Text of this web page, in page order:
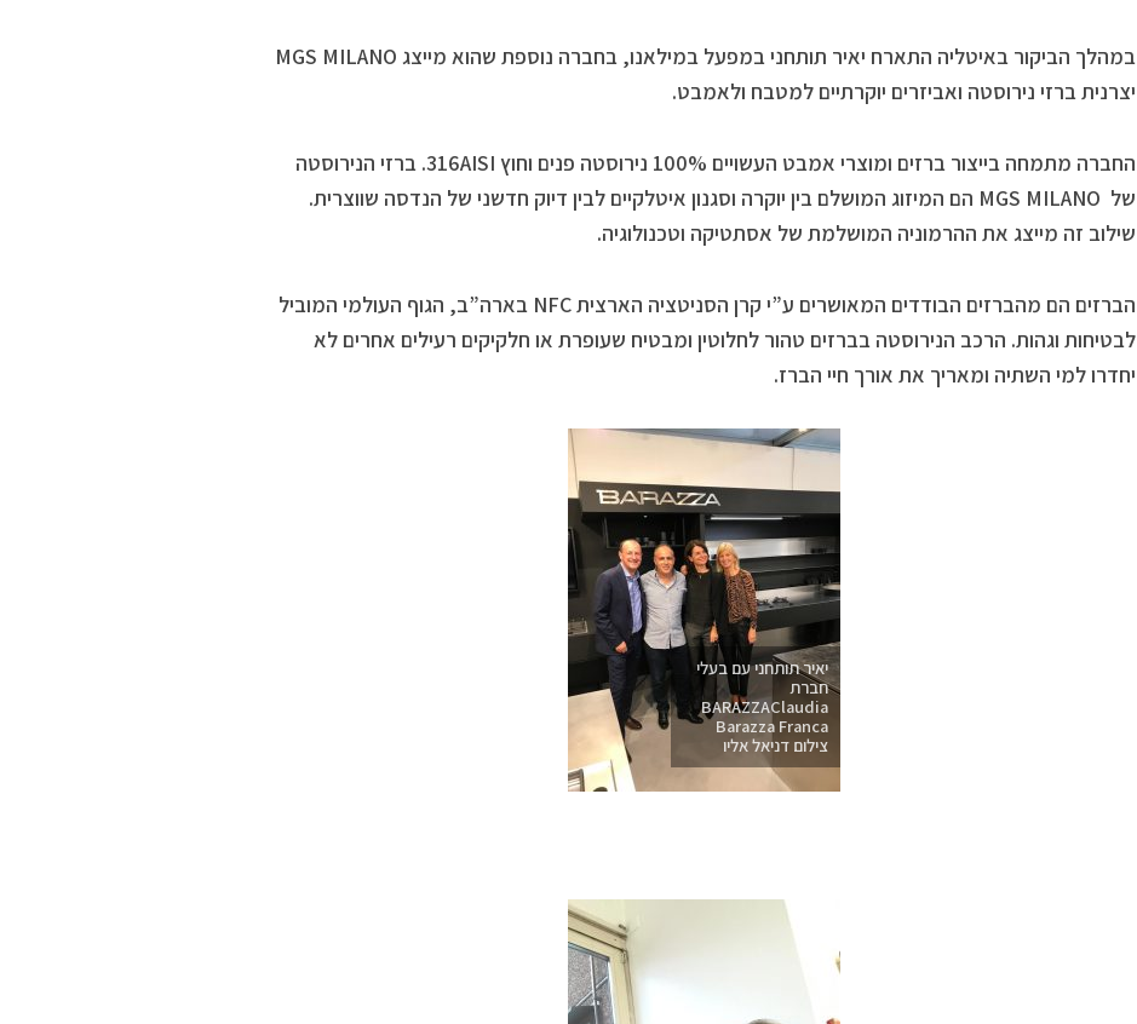
במהלך הביקור באיטליה התארח יאיר תותחני במפעל במילאנו, בחברה נוספת שהוא מייצג MGS MILANO
יצרנית ברזי נירוסטה ואביזרים יוקרתיים למטבח ולאמבט.
החברה מתמחה בייצור ברזים ומוצרי אמבט העשויים 100% נירוסטה פנים וחוץ 316AISI. ברזי הנירוסטה
של MGS MILANO הם המיזוג המושלם בין יוקרה וסגנון איטלקיים לבין דיוק חדשני של הנדסה שווצרית.
שילוב זה מייצג את ההרמוניה המושלמת של אסתטיקה וטכנולוגיה.
הברזים הם מהברזים הבודדים המאושרים ע”י קרן הסניטציה הארצית NFC בארה”ב, הגוף העולמי המוביל
לבטיחות וגהות. הרכב הנירוסטה בברזים טהור לחלוטין ומבטיח שעופרת או חלקיקים רעילים אחרים לא
יחדרו למי השתיה ומאריך את אורך חיי הברז.
יאיר תותחני עם בעלי
חברת
BARAZZAClaudia
Barazza Franca
צילום דניאל אליו